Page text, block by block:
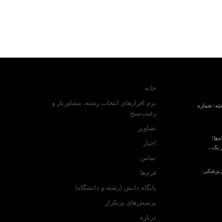
شماره
یک...
پزشکی
خانه
نرم افزارهای انتخاب رشته، مشاوریار و
رغبت‌سنج
تصاویر
اخبار
تماس
فرم‌ها
پایگاه دانش (رشته و دانشگاه)
پرسش‌های پرتکرار
درباره